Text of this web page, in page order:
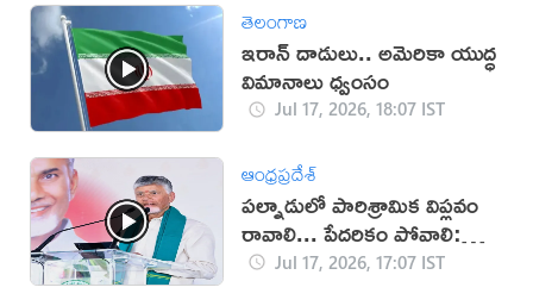
తెలంగాణ
ఇరాన్‌ దాడులు.. అమెరికా యుద్ధ
విమానాలు ధ్వంసం
Jul 17, 2026, 18:07 IST
ఆంధ్రప్రదేశ్
పల్నాడులో పారిశ్రామిక విప్లవం
రావాలి... పేదరికం పోవాలి:
చంద్రబాబు
Jul 17, 2026, 17:07 IST